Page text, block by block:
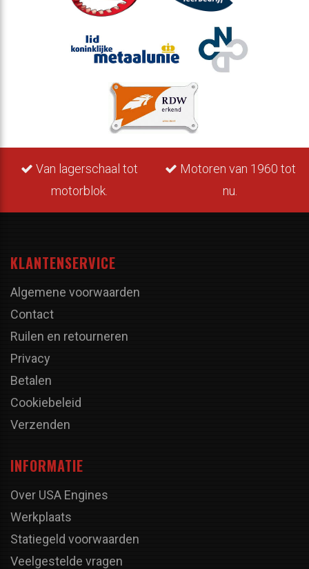
Van lagerschaal tot
motorblok.
Motoren van 1960 tot
nu.
KLANTENSERVICE
Algemene voorwaarden
Contact
Ruilen en retourneren
Privacy
Betalen
Cookiebeleid
Verzenden
INFORMATIE
Over USA Engines
Werkplaats
Statiegeld voorwaarden
Veelgestelde vragen